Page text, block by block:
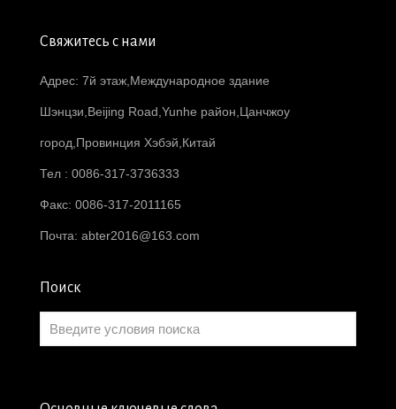
Свяжитесь с нами
Адрес: 7й этаж,Международное здание
Шэнцзи,Beijing Road,Yunhe район,Цанчжоу
город,Провинция Хэбэй,Китай
Тел : 0086-317-3736333
Факс: 0086-317-2011165
Почта: abter2016@163.com
Поиск